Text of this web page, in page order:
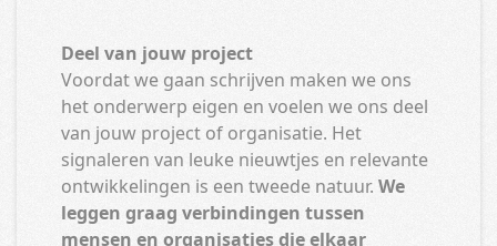
Deel van jouw project
Voordat we gaan schrijven maken we ons
het onderwerp eigen en voelen we ons deel
van jouw project of organisatie. Het
signaleren van leuke nieuwtjes en relevante
ontwikkelingen is een tweede natuur. We
leggen graag verbindingen tussen
mensen en organisaties die elkaar